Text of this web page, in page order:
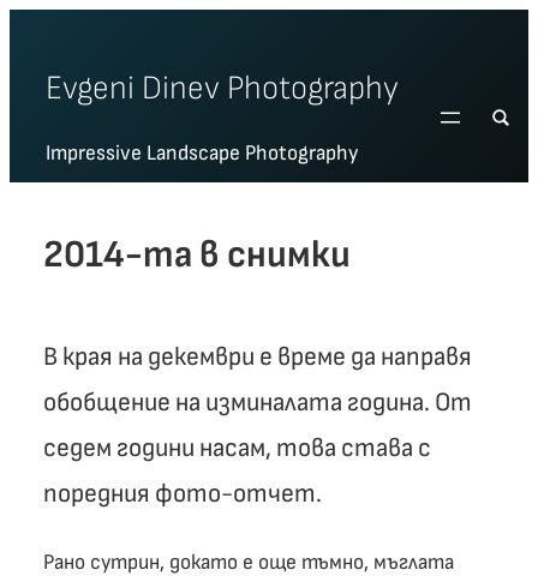
content
Evgeni Dinev Photography
Impressive Landscape Photography
2014-та в снимки
В края на декември е време да направя
обобщение на изминалата година. От
седем години насам, това става с
поредния фото-отчет.
Рано сутрин, докато е още тъмно, мъглата